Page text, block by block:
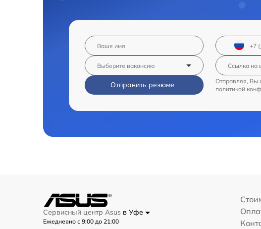
Отправить резюме
Отправляя, Вы
политикой
Сервисный центр Asus в Уфе
Ежедневно с 9:00 до 21:00